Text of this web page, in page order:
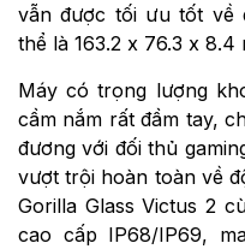
vẫn được tối ưu tốt về
thể là 163.2 x 76.3 x 8.4
Máy có trọng lượng
cầm nắm rất đầm tay,
đương với đối thủ
vượt trội hoàn toàn về
Gorilla Glass Victus 2
cao cấp IP68/IP69,